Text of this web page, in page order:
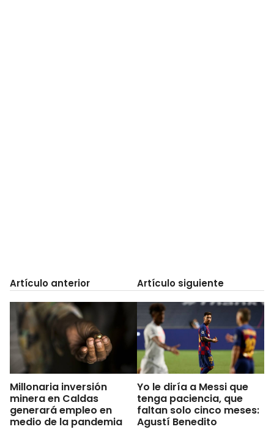
Artículo anterior
Millonaria inversión
minera en Caldas
generará empleo en
medio de la pandemia
Artículo siguiente
Yo le diría a Messi que
tenga paciencia, que
faltan solo cinco meses:
Agustí Benedito